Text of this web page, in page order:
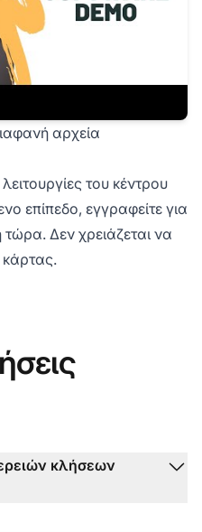
αρχεία
του κέντρου
επίπεδο, εγγραφείτε για
τώρα. Δεν χρειάζεται να
κάρτας.
κλήσεων